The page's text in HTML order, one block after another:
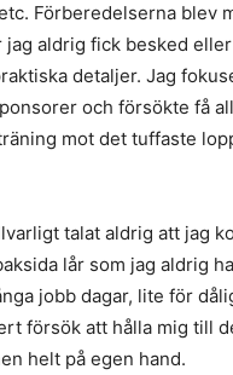
Förberedelserna blev
jag aldrig fick besked
detaljer. Jag
och försökte få
mot det tuffaste
talat aldrig att jag
lår som jag aldrig
jobb dagar, lite för
försök att hålla mig till
helt på egen hand.